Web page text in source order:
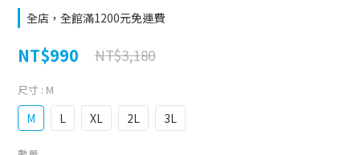
全店，全館滿1200元免運費
NT$990 NT$3,180
尺寸 : M
M L XL 2L 3L